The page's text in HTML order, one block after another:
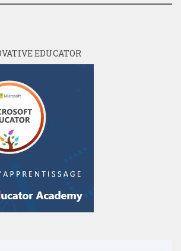
EDUCATOR